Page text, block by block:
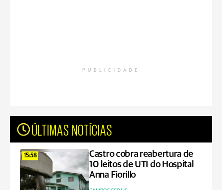
PUBLICIDADE
ÚLTIMAS NOTÍCIAS
15:58
Castro cobra reabertura de
10 leitos de UTI do Hospital
Anna Fiorillo